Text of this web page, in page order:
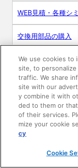
WEB見積・各種シ
交換用部品の購入
修理・点検
お問い合わせ
ログイン
建築・設計関係者
ユーザー登録サー
We use cookies to
site, to
traffic. We share
site with our
y combine it with
ded to them or
of their services.
mize your cookie
cy
Cookie